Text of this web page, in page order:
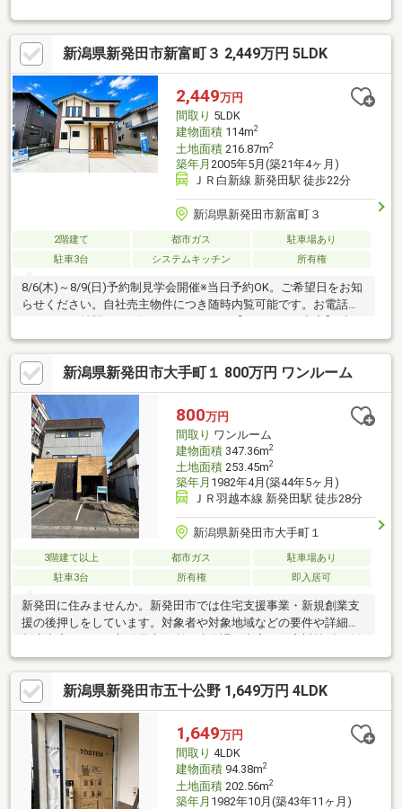
ポート設置工事を行います●耐震補強工事●標準シロアリ防除工
事、クリーニング、鍵交換、雨漏り点検、設備点検●外構・外装
駐車場拡張、屋根塗装、外壁塗装、庭木伐採●水回りシステムキ
ッチン交換、ユニットバス交換、トイレ交換、洗面化粧台交換●
内装間取変更、玄関扉交換、室内ドア交換、床材上張り、シュー
ズボックス交換、クロス張替え●その他設備給湯器
新潟県新発田市新富町３ 2,449万円 5LDK
2,449万円
間取り 5LDK
建物面積114m2
土地面積216.87m2
築年月 2005年5月(築21年4ヶ月)
ＪＲ白新線 新発田駅 徒歩22分
新潟県新発田市新富町３
2階建て 都市ガス
駐車場あり
駐車3台
システムキッチン 所有権
8/6(木)～8/9(日)予約制見学会開催※当日予約OK。ご希望日をお知
らせください。自社売主物件につき随時内覧可能です。お電話か
準クリーニング、鍵交換、雨漏り点検、設備点検●外構・外装外
壁塗装●水回りシステムキッチン交換、ユニットバス交換、トイ
レ交換、洗面化粧台交換●内装クロス張替え●その他設備給湯器交
換、インターホン設置、火災警報器設置【おすすめポイント】・
住宅ローン減税や不動産取得税減税の対象になります
新潟県新発田市大手町１ 800万円 ワンルーム
800万円
間取り ワンルーム
建物面積347.36m2
土地面積253.45m2
築年月 1982年4月(築44年5ヶ月)
ＪＲ羽越本線 新発田駅 徒歩28分
新潟県新発田市大手町１
3階建て以上 都市ガス
駐車場あり
駐車3台
所有権 即入居可
新発田に住みませんか。新発田市では住宅支援事業・新規創業支
援の後押しをしています。対象者や対象地域などの要件や詳細な
業については商工会議所まで直接お問い合わせください。
新潟県新発田市五十公野 1,649万円 4LDK
1,649万円
間取り 4LDK
建物面積94.38m2
土地面積202.56m2
築年月 1982年10月(築43年11ヶ月)